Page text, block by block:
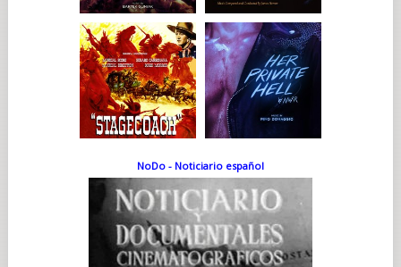
NoDo - Noticiario español